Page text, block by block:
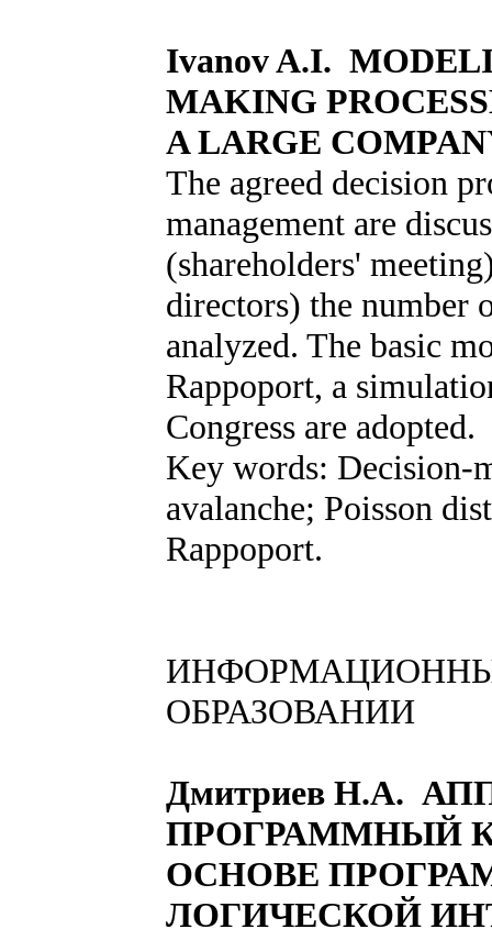
Ivanov A.I.
MAKING
A LARGE
The agreed decision
management are
(shareholders'
directors) the number
analyzed. The basic
Rappoport, a
Congress are adopted.
Key words: Decision-
avalanche; Poisson
Rappoport.
ОБРАЗОВАНИИ
Дмитриев Н.А.
ПРОГРАММНЫЙ
ОСНОВЕ
ЛОГИЧЕСКОЙ